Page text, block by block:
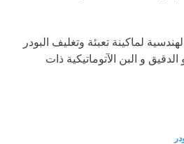
لماكينة تعبئة وتغليف البودر
و البن الآتوماتيكية ذات